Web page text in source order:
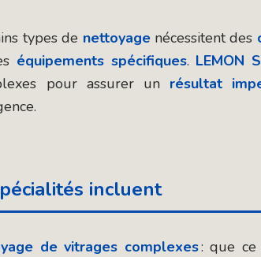
types de nettoyagenécessitent des
équipements spécifiques. LEMON
pour assurer un résultat
incluent
de vitrages complexes: que ce